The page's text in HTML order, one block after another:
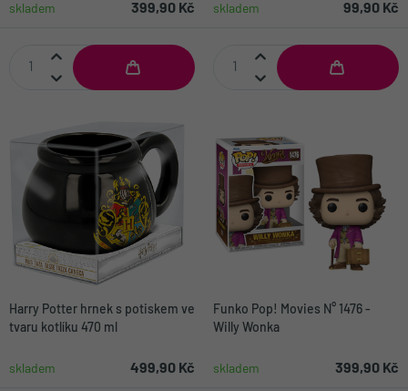
skladem 399,90 Kč skladem 99,90 Kč
Harry Potter hrnek s potiskem ve
tvaru kotlíku 470 ml
skladem 499,90 Kč
Funko Pop! Movies N° 1476 -
Willy Wonka
skladem 399,90 Kč